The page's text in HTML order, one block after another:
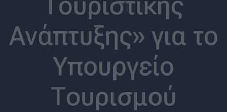
Ανάπτυξης» για το
Υπουργείο
Τουρισμού